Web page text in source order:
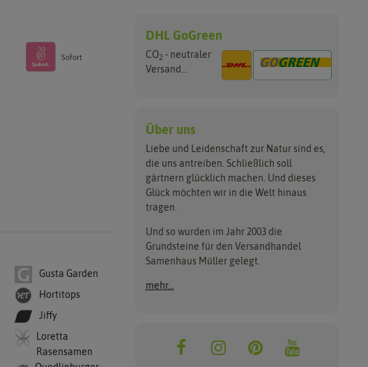
Sofort
Gusta Garden
Hortitops
Jiffy
Loretta
Rasensamen
DHL GoGreen
CO2 - neutraler
Versand...
Über uns
Liebe und Leidenschaft zur Natur sind es,
die uns antreiben. Schließlich soll
gärtnern glücklich machen. Und dieses
Glück möchten wir in die Welt hinaus
tragen.
Und so wurden im Jahr 2003 die
Grundsteine für den Versandhandel
Samenhaus Müller gelegt.
mehr...